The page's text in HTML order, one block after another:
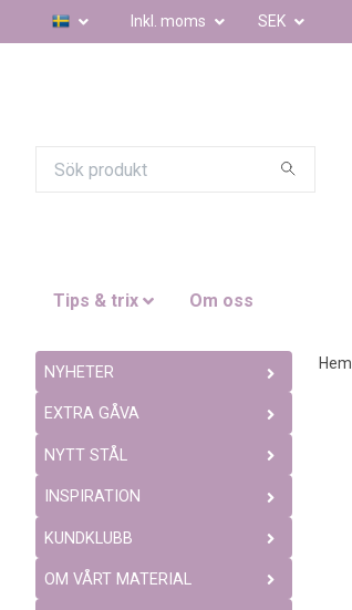
Inkl. moms SEK
Tips & trix Om oss
NYHETER
EXTRA GÅVA
NYTT STÅL
INSPIRATION
KUNDKLUBB
OM VÅRT MATERIAL
Hem